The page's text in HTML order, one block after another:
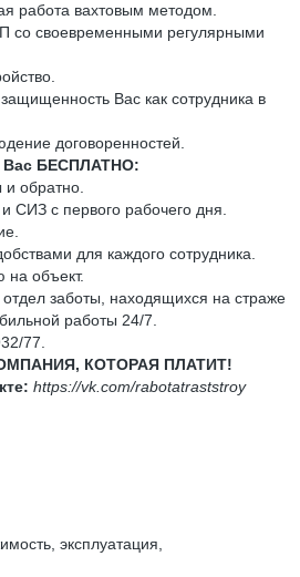
работа вахтовым методом.
со своевременными регулярными
Вас как сотрудника в
договоренностей.
Вас БЕСПЛАТНО:
обратно.
СИЗ с первого рабочего дня.
для каждого сотрудника.
объект.
заботы, находящихся на страже
работы 24/7.
77.
КОТОРАЯ ПЛАТИТ!
https://vk.com/rabotatraststroy
эксплуатация,